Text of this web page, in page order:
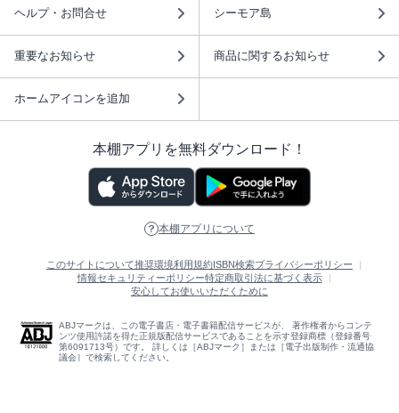
ヘルプ・お問合せ シーモア島
重要なお知らせ 商品に関するお知らせ
ホームアイコンを追加
本棚アプリを無料ダウンロード！
本棚アプリについて
このサイトについて推奨環境利用規約ISBN検索プライバシーポリシー
情報セキュリティーポリシー特定商取引法に基づく表示
安心してお使いいただくために
ABJマークは、この電子書店・電子書籍配信サービスが、 著作権者からコンテ
ンツ使用許諾を得た正規版配信サービスであることを示す登録商標（登録番号
第6091713号）です。 詳しくは［ABJマーク］または［電子出版制作・流通協
議会］で検索してください。